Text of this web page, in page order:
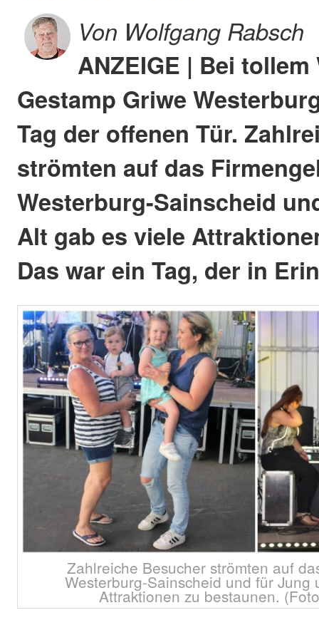
Von Wolfgang Rabsch
ANZEIGE | Bei
Gestamp Griwe
Tag der offenen Tür.
strömten auf das
Westerburg-Sainscheid
Alt gab es viele
Das war ein Tag, der in
Zahlreiche Besucher strömten auf
Westerburg-Sainscheid und für Jung
Attraktionen zu bestaunen.